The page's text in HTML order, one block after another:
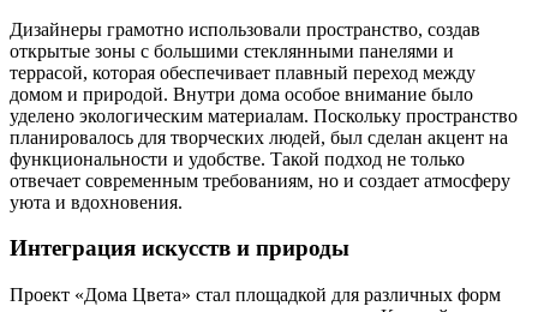
Дизайнеры грамотно использовали пространство, создав
открытые зоны с большими стеклянными панелями и
террасой, которая обеспечивает плавный переход между
домом и природой. Внутри дома особое внимание было
уделено экологическим материалам. Поскольку пространство
планировалось для творческих людей, был сделан акцент на
функциональности и удобстве. Такой подход не только
отвечает современным требованиям, но и создает атмосферу
уюта и вдохновения.
Интеграция искусств и природы
Проект «Дома Цвета» стал площадкой для различных форм